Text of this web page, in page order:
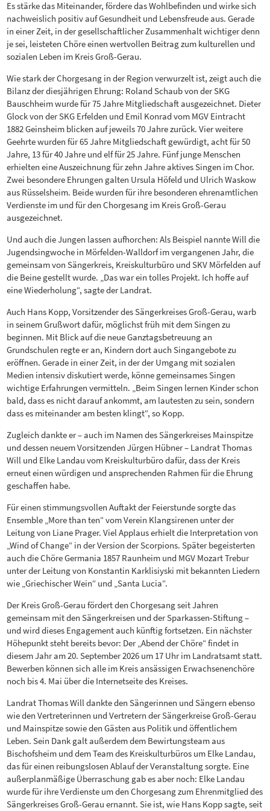
Es stärke das Miteinander, fördere das Wohlbefinden und wirke sich
nachweislich positiv auf Gesundheit und Lebensfreude aus. Gerade
in einer Zeit, in der gesellschaftlicher Zusammenhalt wichtiger denn
je sei, leisteten Chöre einen wertvollen Beitrag zum kulturellen und
sozialen Leben im Kreis Groß-Gerau.
Wie stark der Chorgesang in der Region verwurzelt ist, zeigt auch die
Bilanz der diesjährigen Ehrung: Roland Schaub von der SKG
Bauschheim wurde für 75 Jahre Mitgliedschaft ausgezeichnet. Dieter
Glock von der SKG Erfelden und Emil Konrad vom MGV Eintracht
1882 Geinsheim blicken auf jeweils 70 Jahre zurück. Vier weitere
Geehrte wurden für 65 Jahre Mitgliedschaft gewürdigt, acht für 50
Jahre, 13 für 40 Jahre und elf für 25 Jahre. Fünf junge Menschen
erhielten eine Auszeichnung für zehn Jahre aktives Singen im Chor.
Zwei besondere Ehrungen galten Ursula Höfeld und Ulrich Waskow
aus Rüsselsheim. Beide wurden für ihre besonderen ehrenamtlichen
Verdienste im und für den Chorgesang im Kreis Groß-Gerau
ausgezeichnet.
Und auch die Jungen lassen aufhorchen: Als Beispiel nannte Will die
Jugendsingwoche in Mörfelden-Walldorf im vergangenen Jahr, die
gemeinsam von Sängerkreis, Kreiskulturbüro und SKV Mörfelden auf
die Beine gestellt wurde. „Das war ein tolles Projekt. Ich hoffe auf
eine Wiederholung“, sagte der Landrat.
Auch Hans Kopp, Vorsitzender des Sängerkreises Groß-Gerau, warb
in seinem Grußwort dafür, möglichst früh mit dem Singen zu
beginnen. Mit Blick auf die neue Ganztagsbetreuung an
Grundschulen regte er an, Kindern dort auch Singangebote zu
eröffnen. Gerade in einer Zeit, in der der Umgang mit sozialen
Medien intensiv diskutiert werde, könne gemeinsames Singen
wichtige Erfahrungen vermitteln. „Beim Singen lernen Kinder schon
bald, dass es nicht darauf ankommt, am lautesten zu sein, sondern
dass es miteinander am besten klingt“, so Kopp.
Zugleich dankte er – auch im Namen des Sängerkreises Mainspitze
und dessen neuem Vorsitzenden Jürgen Hübner – Landrat Thomas
Will und Elke Landau vom Kreiskulturbüro dafür, dass der Kreis
erneut einen würdigen und ansprechenden Rahmen für die Ehrung
geschaffen habe.
Für einen stimmungsvollen Auftakt der Feierstunde sorgte das
Ensemble „More than ten“ vom Verein Klangsirenen unter der
Leitung von Liane Prager. Viel Applaus erhielt die Interpretation von
„Wind of Change“ in der Version der Scorpions. Später begeisterten
auch die Chöre Germania 1857 Raunheim und MGV Mozart Trebur
unter der Leitung von Konstantin Karklisiyski mit bekannten Liedern
wie „Griechischer Wein“ und „Santa Lucia“.
Der Kreis Groß-Gerau fördert den Chorgesang seit Jahren
gemeinsam mit den Sängerkreisen und der Sparkassen-Stiftung –
und wird dieses Engagement auch künftig fortsetzen. Ein nächster
Höhepunkt steht bereits bevor: Der „Abend der Chöre“ findet in
diesem Jahr am 20. September 2026 um 17 Uhr im Landratsamt statt.
Bewerben können sich alle im Kreis ansässigen Erwachsenenchöre
noch bis 4. Mai über die Internetseite des Kreises.
Landrat Thomas Will dankte den Sängerinnen und Sängern ebenso
wie den Vertreterinnen und Vertretern der Sängerkreise Groß-Gerau
und Mainspitze sowie den Gästen aus Politik und öffentlichem
Leben. Sein Dank galt außerdem dem Bewirtungsteam aus
Bischofsheim und dem Team des Kreiskulturbüros um Elke Landau,
das für einen reibungslosen Ablauf der Veranstaltung sorgte. Eine
außerplanmäßige Überraschung gab es aber noch: Elke Landau
wurde für ihre Verdienste um den Chorgesang zum Ehrenmitglied des
Sängerkreises Groß-Gerau ernannt. Sie ist, wie Hans Kopp sagte, seit